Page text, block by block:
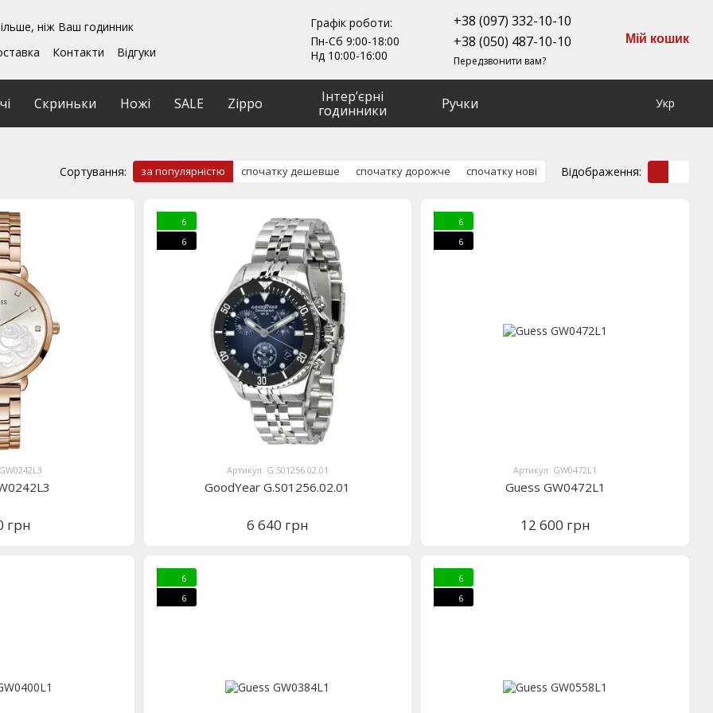
ніж Ваш годинник
Контакти
Відгуки
Графік роботи:
Пн-Сб 9:00-18:00
Нд 10:00-16:00
+38 (097) 332-10-10
+38 (050) 487-10-10
Передзвонити вам?
Мій кошик
Скриньки Ножі SALE Zippo
Інтерʼєрні
годинники
Ручки Укр
Сортування: за популярністю спочатку дешевше спочатку дорожче спочатку нові Відображення:
грн
6
6
Артикул: G.S01256.02.01
GoodYear G.S01256.02.01
6 640 грн
6
6
Артикул: GW0472L1
Guess GW0472L1
12 600 грн
6
6
6
6